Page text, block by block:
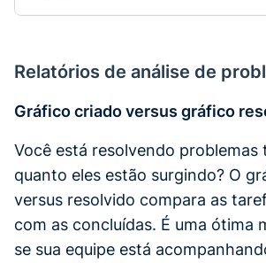
Relatórios de análise de
Gráfico criado versus gráfico
Você está resolvendo problemas
quanto eles estão surgindo? O
versus resolvido compara as
com as concluídas. É uma ótima
se sua equipe está